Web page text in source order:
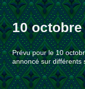
10 octobre
Prévu pour le 10
annoncé sur différents